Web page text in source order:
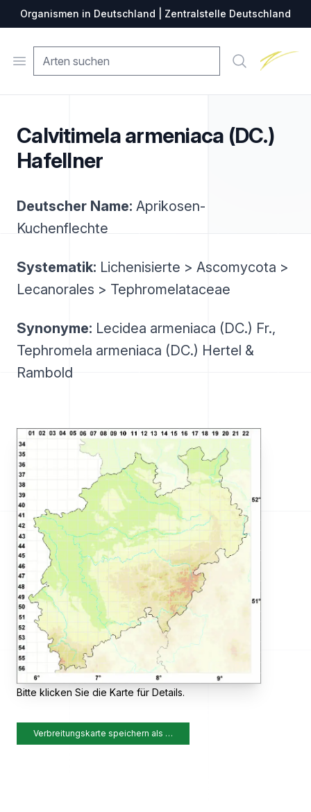
Organismen in Deutschland | Zentralstelle Deutschland
Open menu Suche
Calvitimela armeniaca (DC.)
Hafellner
Deutscher Name: Aprikosen-
Kuchenflechte
Systematik: Lichenisierte > Ascomycota >
Lecanorales > Tephromelataceae
Synonyme: Lecidea armeniaca (DC.) Fr.,
Tephromela armeniaca (DC.) Hertel &
Rambold
Bitte klicken Sie die Karte für Details.
Verbreitungskarte speichern als …